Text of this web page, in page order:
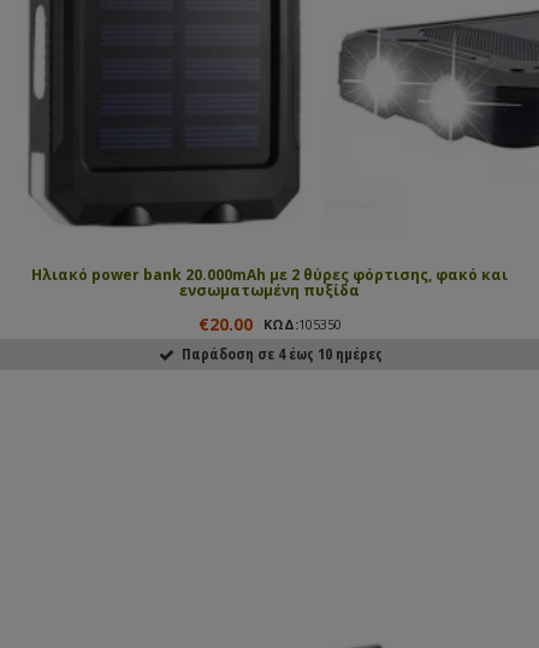
Ηλιακό power bank 20.000mAh με 2 θύρες φόρτισης, φακό και
ενσωματωμένη πυξίδα
€20.00 ΚΩΔ:105350
Παράδοση σε 4 έως 10 ημέρες